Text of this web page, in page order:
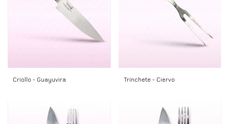
Criollo - Guayuvira Trinchete - Ciervo